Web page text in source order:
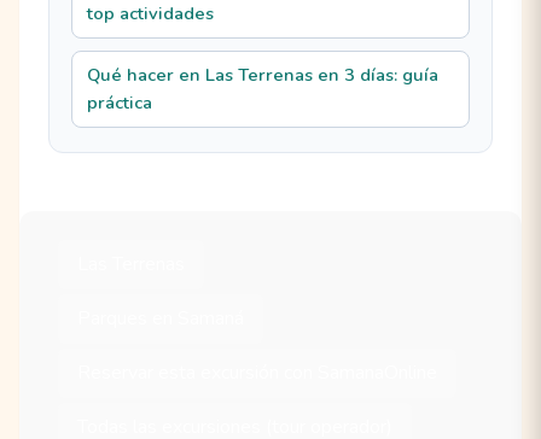
top actividades
Qué hacer en Las Terrenas en 3 días: guía
práctica